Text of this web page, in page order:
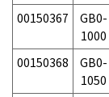
00150367
GB0-
1000
00150368
GB0-
1050